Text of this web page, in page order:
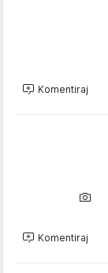
Komentiraj
Komentiraj